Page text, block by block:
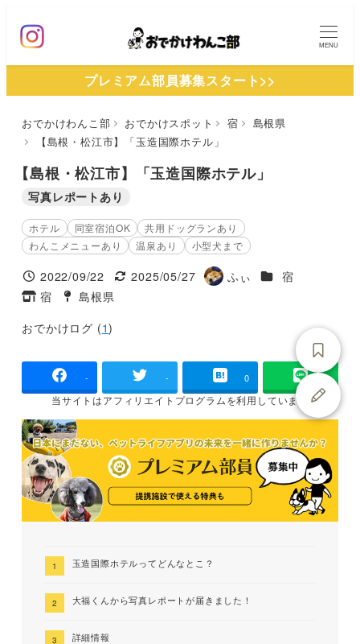
ン
MENU
プレミアム部員募集スタート>>
おでかけわんこ部 おでかけスポット 宿
島根県
【島根・松江市】「玉造国際ホテル」
【島根・松江市】「玉造国際ホテル」
写真レポートあり
ホテル 同室宿泊OK
共用ドッグランあり
わんこメニューあり
温泉あり 小型犬まで
投稿日
2022/09/22
更新日
2025/05/27
著
ふぃ 施設ジャンル
宿
タグ
宿
タグ
島根県
おでかけログ (1)
- - 0
当サイトはアフィリエイトプログラムを利用しています
玉造国際ホテルってどんなとこ？
大福くんから写真レポートが届きました！
詳細情報